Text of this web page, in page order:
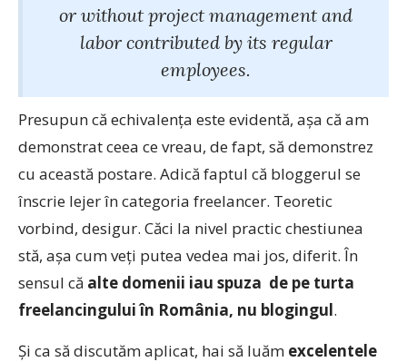
or without project management and
labor contributed by its regular
employees.
Presupun că echivalenţa este evidentă, aşa că am
demonstrat ceea ce vreau, de fapt, să demonstrez
cu această postare. Adică faptul că bloggerul se
înscrie lejer în categoria freelancer. Teoretic
vorbind, desigur. Căci la nivel practic chestiunea
stă, aşa cum veţi putea vedea mai jos, diferit. În
sensul că alte domenii iau spuza de pe turta
freelancingului în România, nu blogingul.
Şi ca să discutăm aplicat, hai să luăm excelentele